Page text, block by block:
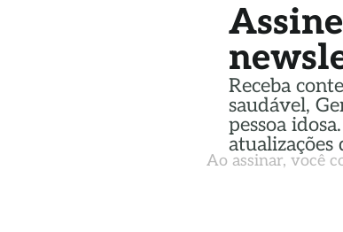
Receba
saudável,
pessoa
atualizações
Ao assinar, você